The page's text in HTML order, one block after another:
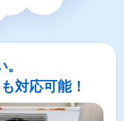
対応可能！